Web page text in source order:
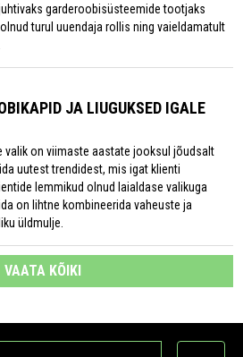
garderoobisüsteemide tootjaks
turul uuendaja rollis ning vaieldamatult
JA LIUGUKSED IGALE
valik on viimaste aastate jooksul jõudsalt
uutest trendidest, mis igat klienti
lemmikud olnud laialdase valikuga
on lihtne kombineerida vaheuste ja
üldmulje.
VAATA KÕIKI